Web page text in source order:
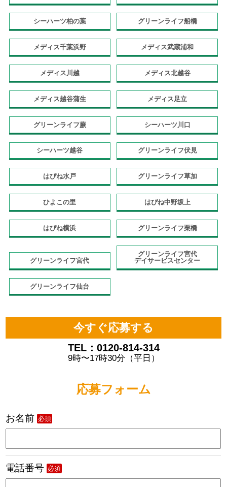
シーハーツ柏の葉 グリーンライフ船橋
メディス千葉浜野 メディス武蔵浦和
メディス川越 メディス北越谷
メディス越谷蒲生 メディス足立
グリーンライフ蕨 シーハーツ川口
シーハーツ越谷 グリーンライフ伏見
はぴね水戸 グリーンライフ草加
ひよこの里 はぴね中野坂上
はぴね横浜 グリーンライフ栗橋
グリーンライフ宮代
グリーンライフ宮代
デイサービスセンター
グリーンライフ仙台
今すぐ応募する
TEL：0120-814-314
9時〜17時30分（平日）
応募フォーム
お名前 必須
電話番号 必須